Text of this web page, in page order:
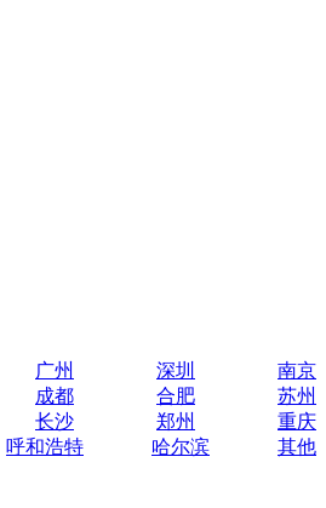
广州 深圳
南京
成都 合肥
苏州
长沙 郑州
重庆
呼和浩特 哈尔滨
其他